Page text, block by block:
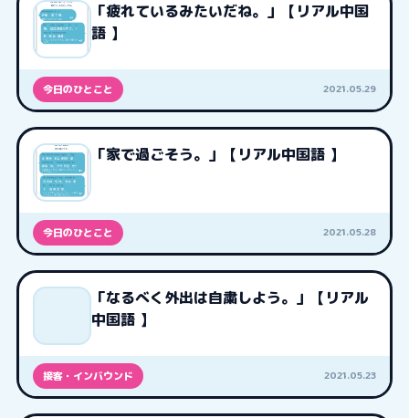
「疲れているみたいだね。」【リアル中国
語 】
今日のひとこと 2021.05.29
「家で過ごそう。」【リアル中国語 】
今日のひとこと 2021.05.28
「なるべく外出は自粛しよう。」【リアル
中国語 】
接客・インバウンド 2021.05.23